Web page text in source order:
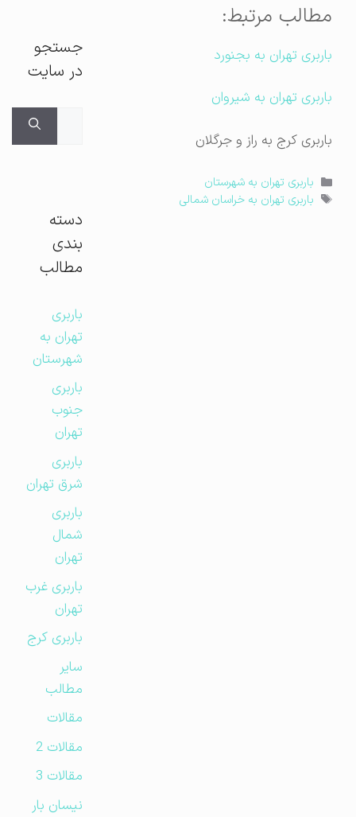
مطالب مرتبط:
باربری تهران به بجنورد
باربری تهران به شیروان
باربری کرج به راز و جرگلان
دسته‌ها
باربری تهران به شهرستان
برچسب‌ها
باربری تهران به خراسان شمالی
جستجو
در سایت
دسته
بندی
مطالب
باربری
تهران به
شهرستان
باربری
جنوب
تهران
باربری
شرق تهران
باربری
شمال
تهران
باربری غرب
تهران
باربری کرج
مطالب
مقالات
مقالات 2
مقالات 3
نیسان بار